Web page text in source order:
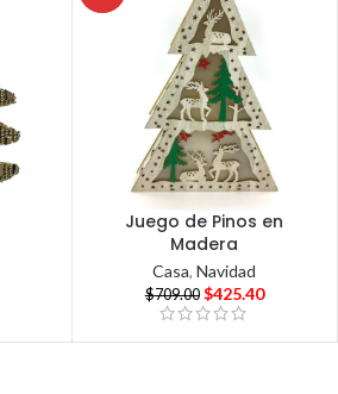
Juego de Pinos en
Madera
Casa,Navidad
$709.00 $425.40